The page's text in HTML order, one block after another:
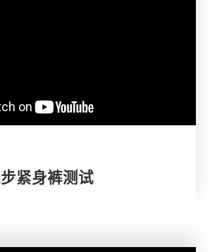
紧身裤测试